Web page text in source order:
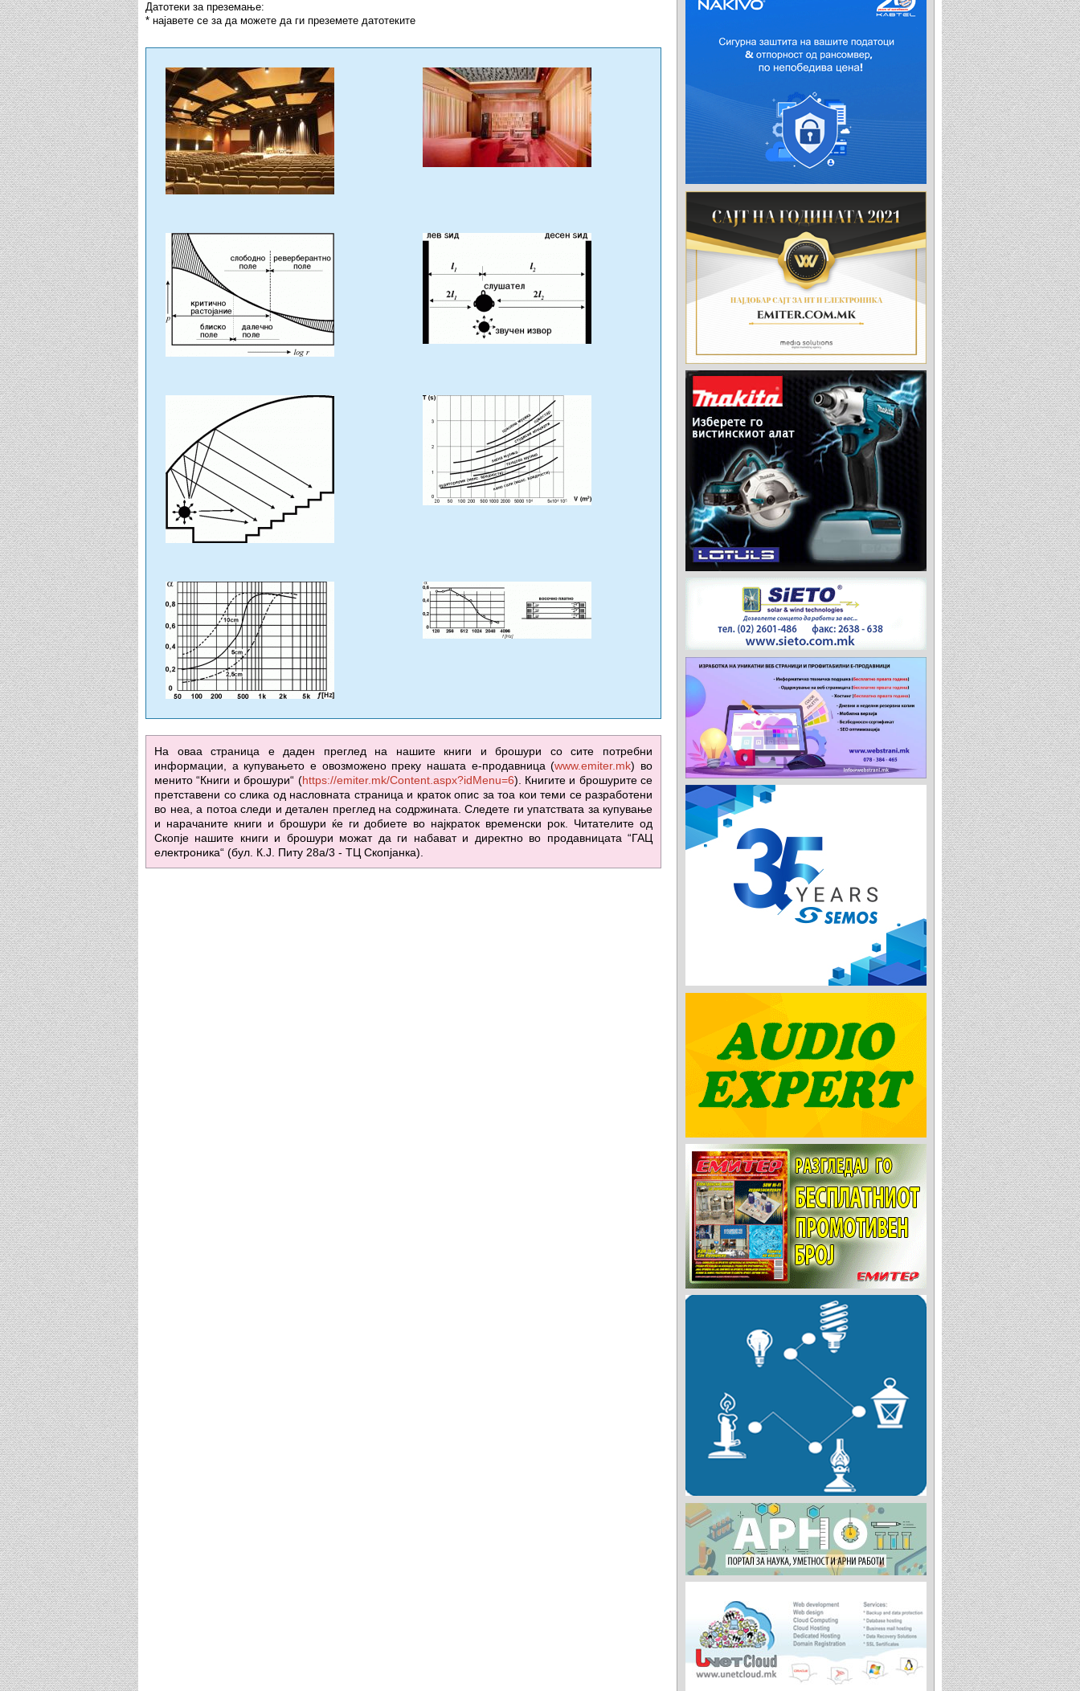
Датотеки за преземање:
* најавете се за да можете да ги преземете датотеките
На оваа страница е даден преглед на нашите книги и брошури со сите потребни
информации, а купувањето е овозможено преку нашата е-продавница (www.emiter.mk) во
менито “Книги и брошури“ (https://emiter.mk/Content.aspx?idMenu=6). Книгите и брошурите се
претставени со слика од насловната страница и краток опис за тоа кои теми се разработени
во неа, а потоа следи и детален преглед на содржината. Следете ги упатствата за купување
и нарачаните книги и брошури ќе ги добиете во најкраток временски рок. Читателите од
Скопје нашите книги и брошури можат да ги набават и директно во продавницата “ГАЦ
електроника“ (бул. К.Ј. Питу 28а/3 - ТЦ Скопјанка).